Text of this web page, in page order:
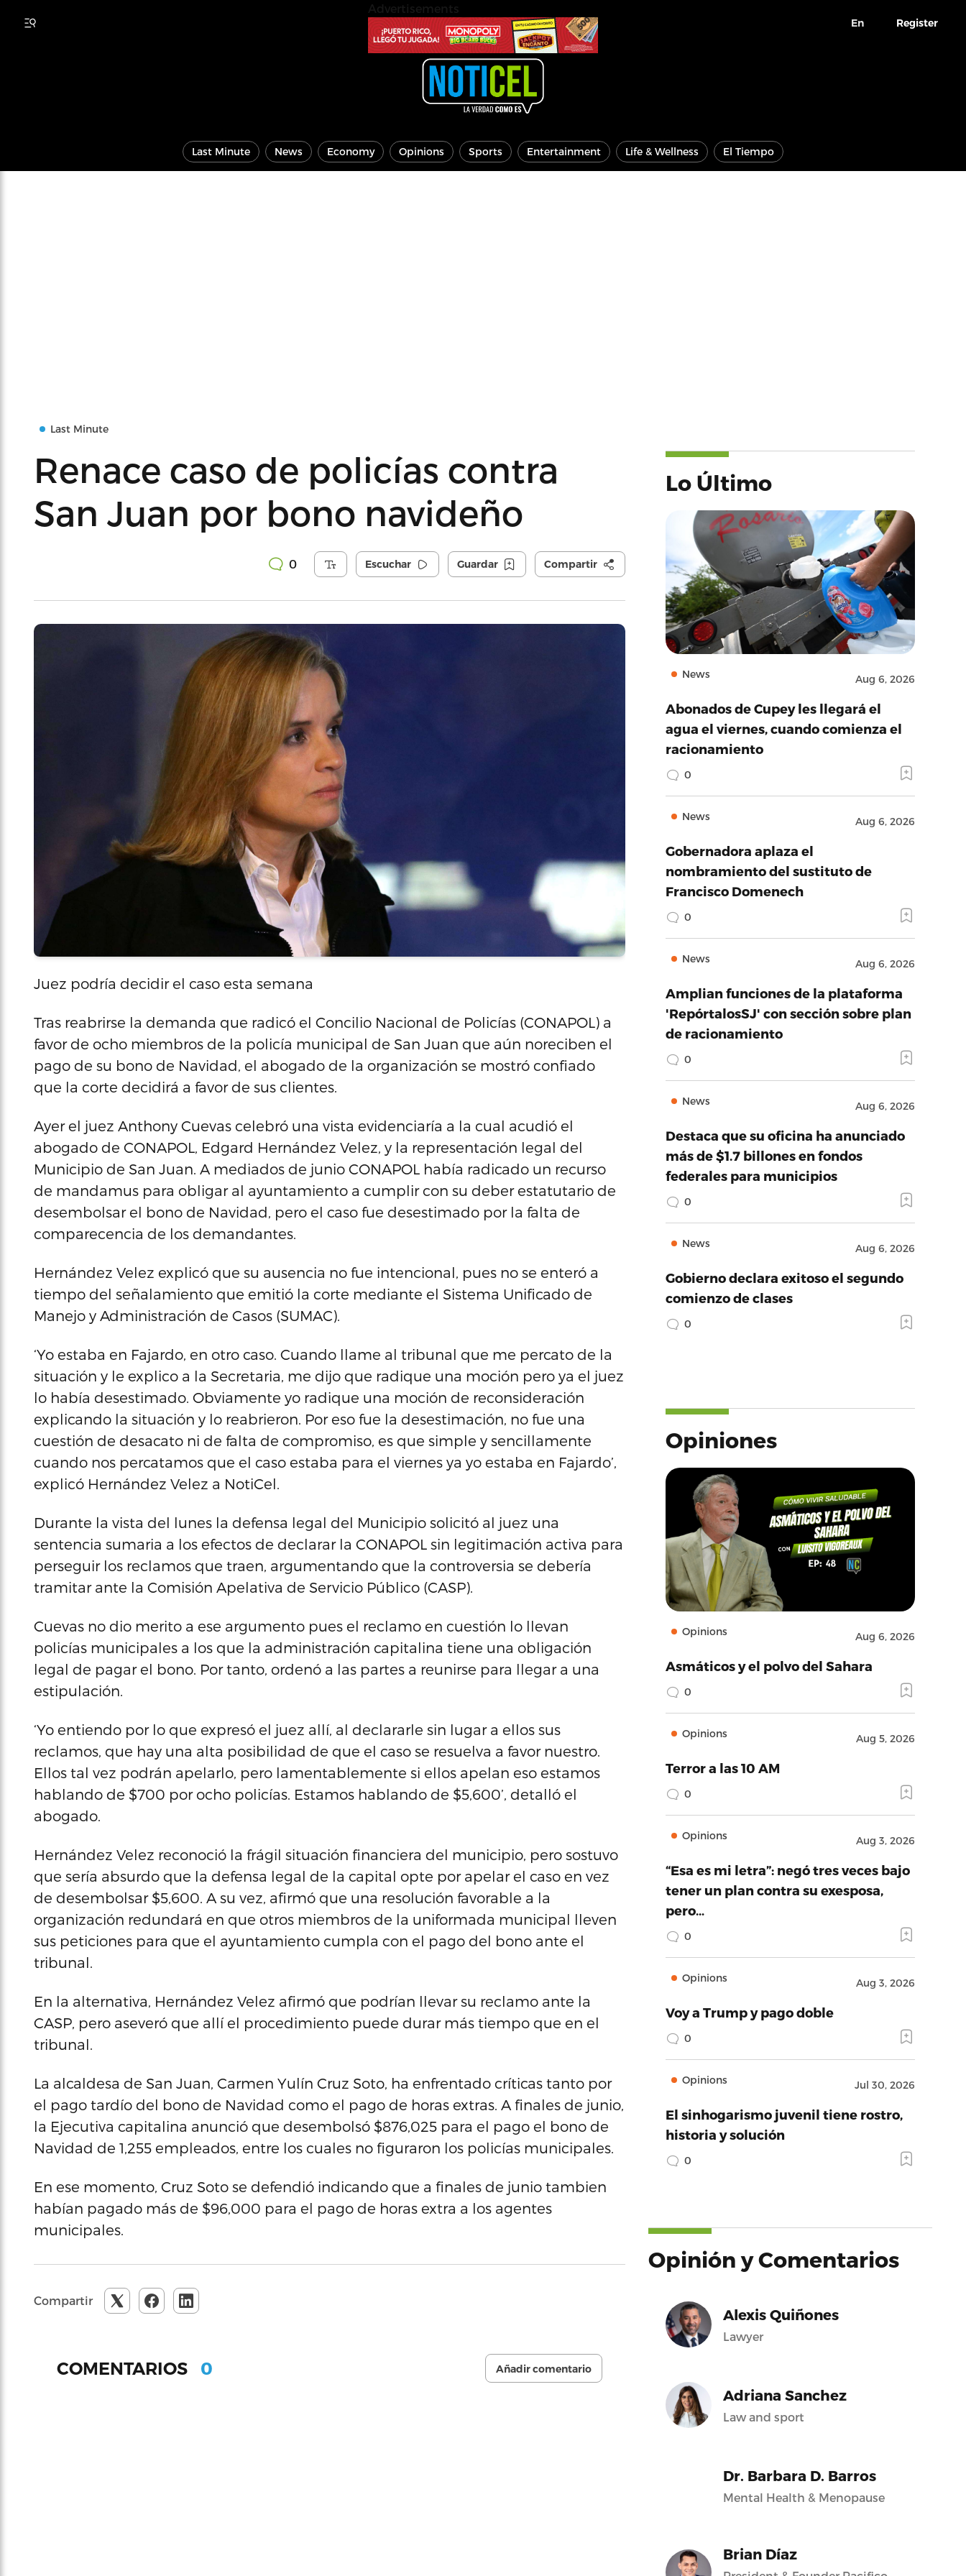
En Register
Last Minute News Economy Opinions Sports Entertainment Life & Wellness El Tiempo
Last Minute
Renace caso de policías contra
San Juan por bono navideño
0 Escuchar Guardar Compartir
Juez podría decidir el caso esta semana
Tras reabrirse la demanda que radicó el Concilio Nacional de Policías (CONAPOL) a
favor de ocho miembros de la policía municipal de San Juan que aún noreciben el
pago de su bono de Navidad, el abogado de la organización se mostró confiado
que la corte decidirá a favor de sus clientes.
Ayer el juez Anthony Cuevas celebró una vista evidenciaría a la cual acudió el
abogado de CONAPOL, Edgard Hernández Velez, y la representación legal del
Municipio de San Juan. A mediados de junio CONAPOL había radicado un recurso
de mandamus para obligar al ayuntamiento a cumplir con su deber estatutario de
desembolsar el bono de Navidad, pero el caso fue desestimado por la falta de
comparecencia de los demandantes.
Hernández Velez explicó que su ausencia no fue intencional, pues no se enteró a
tiempo del señalamiento que emitió la corte mediante el Sistema Unificado de
Manejo y Administración de Casos (SUMAC).
‘Yo estaba en Fajardo, en otro caso. Cuando llame al tribunal que me percato de la
situación y le explico a la Secretaria, me dijo que radique una moción pero ya el juez
lo había desestimado. Obviamente yo radique una moción de reconsideración
explicando la situación y lo reabrieron. Por eso fue la desestimación, no fue una
cuestión de desacato ni de falta de compromiso, es que simple y sencillamente
cuando nos percatamos que el caso estaba para el viernes ya yo estaba en Fajardo’,
explicó Hernández Velez a NotiCel.
Durante la vista del lunes la defensa legal del Municipio solicitó al juez una
sentencia sumaria a los efectos de declarar la CONAPOL sin legitimación activa para
perseguir los reclamos que traen, argumentando que la controversia se debería
tramitar ante la Comisión Apelativa de Servicio Público (CASP).
Cuevas no dio merito a ese argumento pues el reclamo en cuestión lo llevan
policías municipales a los que la administración capitalina tiene una obligación
legal de pagar el bono. Por tanto, ordenó a las partes a reunirse para llegar a una
estipulación.
‘Yo entiendo por lo que expresó el juez allí, al declararle sin lugar a ellos sus
reclamos, que hay una alta posibilidad de que el caso se resuelva a favor nuestro.
Ellos tal vez podrán apelarlo, pero lamentablemente si ellos apelan eso estamos
hablando de $700 por ocho policías. Estamos hablando de $5,600’, detalló el
abogado.
Hernández Velez reconoció la frágil situación financiera del municipio, pero sostuvo
que sería absurdo que la defensa legal de la capital opte por apelar el caso en vez
de desembolsar $5,600. A su vez, afirmó que una resolución favorable a la
organización redundará en que otros miembros de la uniformada municipal lleven
sus peticiones para que el ayuntamiento cumpla con el pago del bono ante el
tribunal.
En la alternativa, Hernández Velez afirmó que podrían llevar su reclamo ante la
CASP, pero aseveró que allí el procedimiento puede durar más tiempo que en el
tribunal.
La alcaldesa de San Juan, Carmen Yulín Cruz Soto, ha enfrentado críticas tanto por
el pago tardío del bono de Navidad como el pago de horas extras. A finales de junio,
la Ejecutiva capitalina anunció que desembolsó $876,025 para el pago el bono de
Navidad de 1,255 empleados, entre los cuales no figuraron los policías municipales.
En ese momento, Cruz Soto se defendió indicando que a finales de junio tambien
habían pagado más de $96,000 para el pago de horas extra a los agentes
municipales.
Compartir
COMENTARIOS 0 Añadir comentario
Lo Último
News Aug 6, 2026
Abonados de Cupey les llegará el
agua el viernes, cuando comienza el
racionamiento
0
News Aug 6, 2026
Gobernadora aplaza el
nombramiento del sustituto de
Francisco Domenech
0
News Aug 6, 2026
Amplian funciones de la plataforma
'RepórtalosSJ' con sección sobre plan
de racionamiento
0
News Aug 6, 2026
Destaca que su oficina ha anunciado
más de $1.7 billones en fondos
federales para municipios
0
News Aug 6, 2026
Gobierno declara exitoso el segundo
comienzo de clases
0
Opiniones
Opinions Aug 6, 2026
Asmáticos y el polvo del Sahara
0
Opinions Aug 5, 2026
Terror a las 10 AM
0
Opinions Aug 3, 2026
“Esa es mi letra”: negó tres veces bajo
tener un plan contra su exesposa,
pero…
0
Opinions Aug 3, 2026
Voy a Trump y pago doble
0
Opinions Jul 30, 2026
El sinhogarismo juvenil tiene rostro,
historia y solución
0
Opinión y Comentarios
Alexis Quiñones
Lawyer
Adriana Sanchez
Law and sport
Dr. Barbara D. Barros
Mental Health & Menopause
Brian Díaz